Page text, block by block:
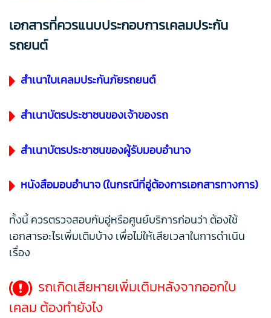
เอกสารที่ควรแนบประกอบการเคลมประกัน
รถยนต์
สำเนาใบเคลมประกันภัยรถยนต์
สำเนาบัตรประชาชนของเจ้าของรถ
สำเนาบัตรประชาชนของผู้รับมอบอำนาจ
หนังสือมอบอำนาจ (ในกรณีที่อู่ต้องการเอกสารทางการ)
ทั้งนี้ ควรตรวจสอบกับอู่หรือศูนย์บริการก่อนว่า ต้องใช้
เอกสารอะไรเพิ่มเติมบ้าง เพื่อไม่ให้เสียเวลาในการดำเนิน
เรื่อง
รถเกิดเสียหายเพิ่มเติมหลังจากออกใบ
เคลม ต้องทำยังไง